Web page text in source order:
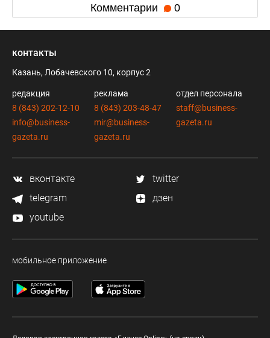
Комментарии 0
контакты
Казань, Лобачевского 10, корпус 2
редакция
8 (843) 202-12-10
info@business-
gazeta.ru
реклама
8 (843) 203-48-47
mir@business-
gazeta.ru
отдел персонала
staff@business-
gazeta.ru
вконтакте
twitter
telegram
дзен
youtube
мобильное приложение